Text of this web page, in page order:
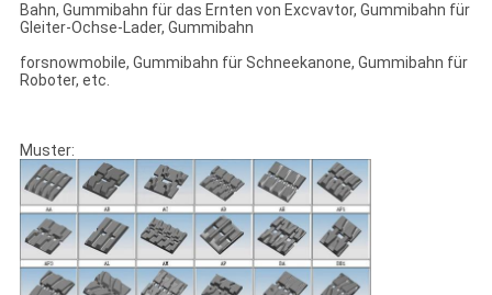
Bahn, Gummibahn für das Ernten von Excvavtor, Gummibahn für
Gleiter-Ochse-Lader, Gummibahn
forsnowmobile, Gummibahn für Schneekanone, Gummibahn für
Roboter, etc.
Muster: